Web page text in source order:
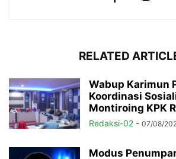
RELATED
Wabup Karimun
Koordinasi
Montiroing KPK
Redaksi-02 - 07/08/
Modus